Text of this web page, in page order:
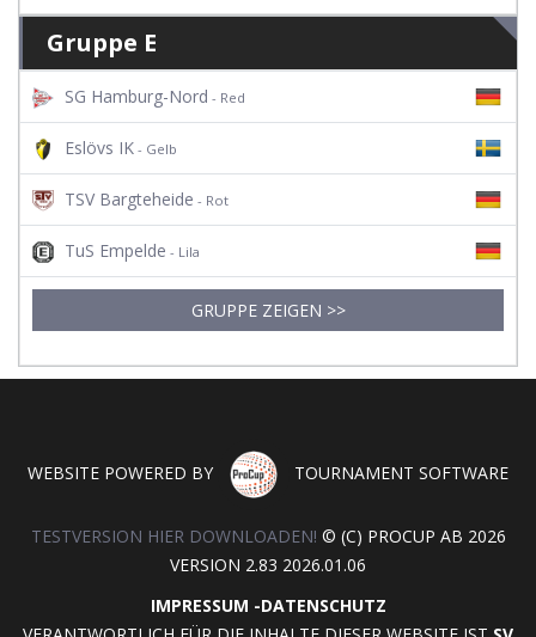
Gruppe E
SG Hamburg-Nord - Red
Eslövs IK - Gelb
TSV Bargteheide - Rot
TuS Empelde - Lila
GRUPPE ZEIGEN >>
WEBSITE POWERED BY TOURNAMENT SOFTWARE
TESTVERSION HIER DOWNLOADEN! © (C) PROCUP AB 2026
VERSION 2.83 2026.01.06
IMPRESSUM -DATENSCHUTZ